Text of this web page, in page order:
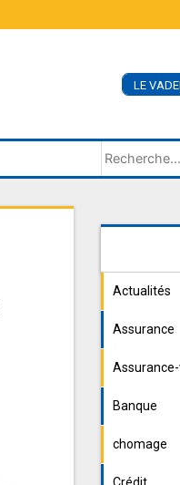
LE
Rechercher
Actualités
Assurance
Banque
chomage